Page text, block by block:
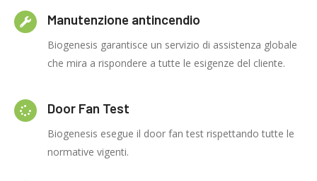
Manutenzione antincendio
Biogenesis garantisce un servizio di assistenza globale
che mira a rispondere a tutte le esigenze del cliente.
Door Fan Test
Biogenesis esegue il door fan test rispettando tutte le
normative vigenti.